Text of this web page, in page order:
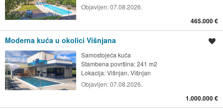
Objavljen:07.08.2026.
465.000 €
Moderna kuća u okolici Višnjana
Samostojeća kuća
Stambena površina: 241 m2
Lokacija:Višnjan, Višnjan
Objavljen:07.08.2026.
1.000.000 €